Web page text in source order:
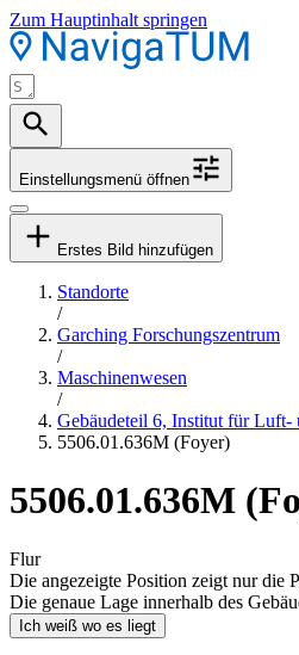
Zum Hauptinhalt springen
Einstellungsmenü öffnen
Erstes Bild hinzufügen
Standorte
/
Garching Forschungszentrum
/
Maschinenwesen
/
Gebäudeteil 6, Institut für Luft-
5506.01.636M (Foyer)
5506.01.636M
Flur
Die angezeigte Position zeigt nur die
Die genaue Lage innerhalb des
Ich weiß wo es liegt